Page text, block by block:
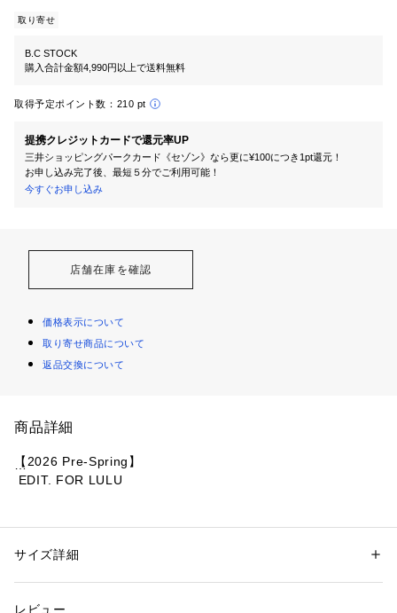
取り寄せ
B.C STOCK
購入合計金額4,990円以上で送料無料
取得予定ポイント数： 210 pt
提携クレジットカードで還元率UP
三井ショッピングパークカード《セゾン》なら更に¥100につき1pt還元！
お申し込み完了後、最短５分でご利用可能！
今すぐお申し込み
店舗在庫を確認
価格表示について
取り寄せ商品について
返品交換について
商品詳細
【2026 Pre-Spring】
EDIT. FOR LULU
した。
性別：レディース
素材：アウター:合成皮革（ポリ塩化ビニル樹脂コーティング） ライニン
サイズ詳細
レビュー